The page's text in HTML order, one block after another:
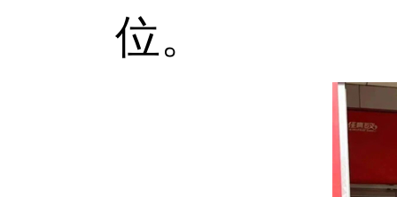
位。